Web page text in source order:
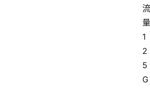
流
量
1
2
5
G